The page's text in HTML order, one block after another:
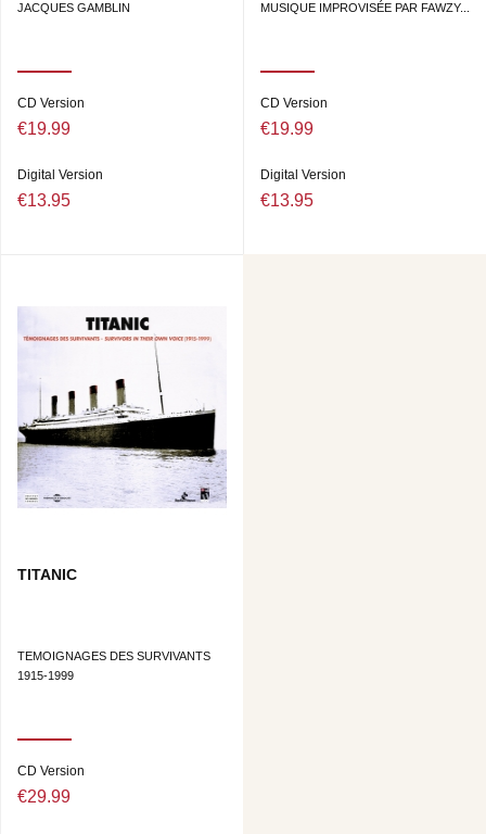
JACQUES GAMBLIN
CD Version
€19.99
Digital Version
€13.95
MUSIQUE IMPROVISÉE PAR FAWZY...
CD Version
€19.99
Digital Version
€13.95
TITANIC
TEMOIGNAGES DES SURVIVANTS
1915-1999
CD Version
€29.99